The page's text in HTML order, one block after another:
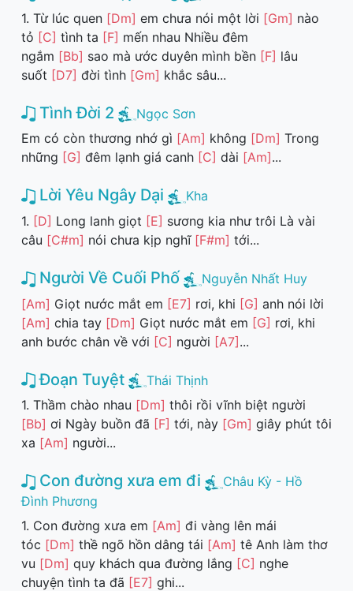
1. Từ lúc quen [Dm] em chưa nói một lời [Gm] nào
tỏ [C] tình ta [F] mến nhau Nhiều đêm
ngắm [Bb] sao mà ước duyên mình bền [F] lâu
suốt [D7] đời tình [Gm] khắc sâu...
Tình Đời 2
Ngọc Sơn
Em có còn thương nhớ gì [Am] không [Dm] Trong
những [G] đêm lạnh giá canh [C] dài [Am]...
Lời Yêu Ngây Dại
Kha
1. [D] Long lanh giọt [E] sương kia như trôi Là vài
câu [C#m] nói chưa kịp nghĩ [F#m] tới...
Người Về Cuối Phố
Nguyễn Nhất Huy
[Am] Giọt nước mắt em [E7] rơi, khi [G] anh nói lời
[Am] chia tay [Dm] Giọt nước mắt em [G] rơi, khi
anh bước chân về với [C] người [A7]...
Đoạn Tuyệt
Thái Thịnh
1. Thầm chào nhau [Dm] thôi rồi vĩnh biệt người
[Bb] ơi Ngày buồn đã [F] tới, này [Gm] giây phút tôi
xa [Am] người...
Con đường xưa em đi
Châu Kỳ - Hồ
Đình Phương
1. Con đường xưa em [Am] đi vàng lên mái
tóc [Dm] thề ngõ hồn dâng tái [Am] tê Anh làm thơ
vu [Dm] quy khách qua đường lắng [C] nghe
chuyện tình ta đã [E7] ghi...